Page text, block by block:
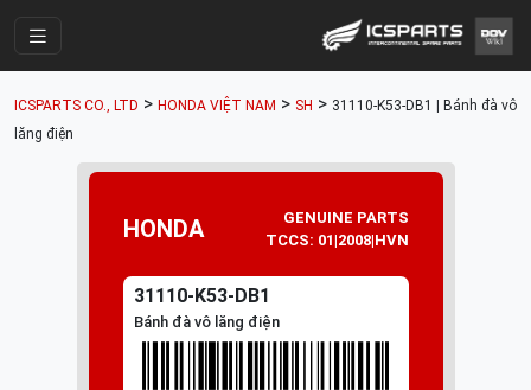
Parts Catalogue
Mã Phụ Tùng
Tài khoản
ICSPARTS CO., LTD > HONDA VIỆT NAM > SH > 31110-K53-DB1 | Bánh đà vô
lăng điện
HONDA
GENUINE PARTS
TCCS: 01|2008|HVN
31110-K53-DB1
Bánh đà vô lăng điện